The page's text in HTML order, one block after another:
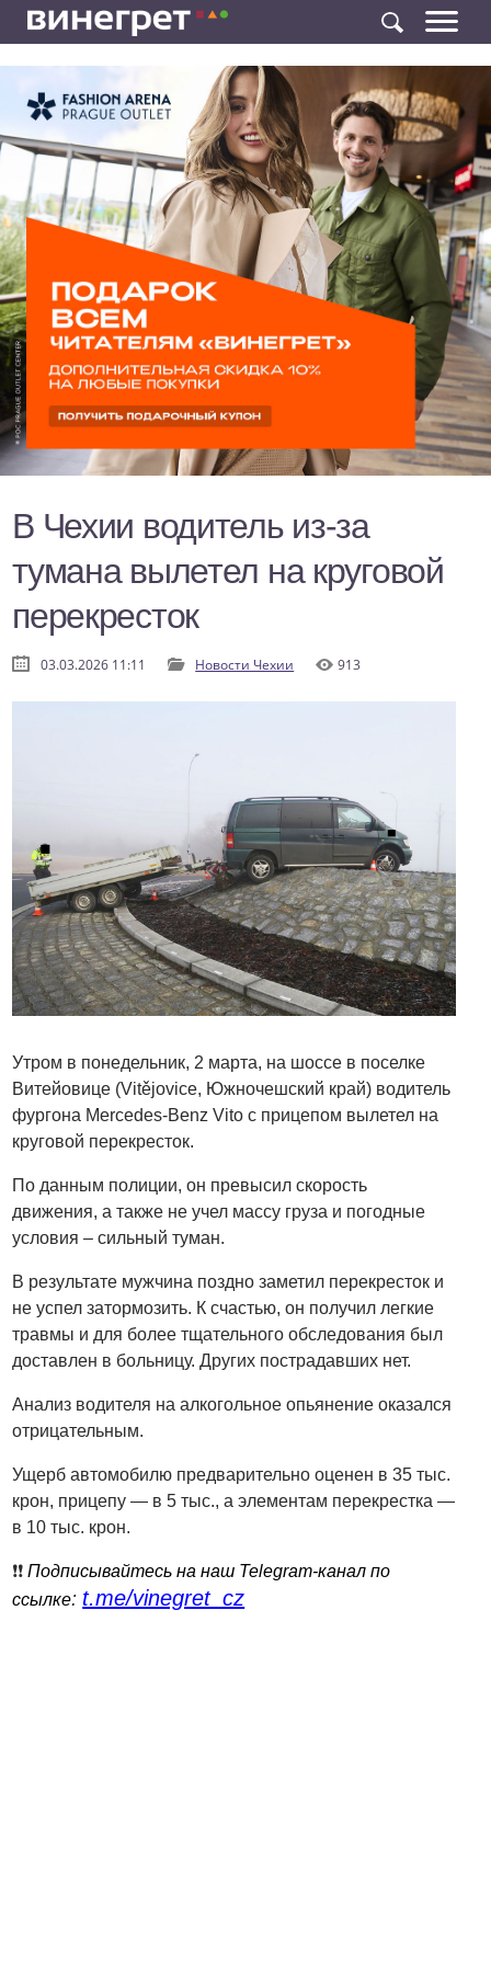
В Чехии водитель из-за
тумана вылетел на круговой
перекресток
03.03.2026 11:11 Новости Чехии 913
Утром в понедельник, 2 марта, на шоссе в поселке
Витейовице (Vitějovice, Южночешский край) водитель
фургона Mercedes-Benz Vito с прицепом вылетел на
круговой перекресток.
По данным полиции, он превысил скорость
движения, а также не учел массу груза и погодные
условия – сильный туман.
В результате мужчина поздно заметил перекресток и
не успел затормозить. К счастью, он получил легкие
травмы и для более тщательного обследования был
доставлен в больницу. Других пострадавших нет.
Анализ водителя на алкогольное опьянение оказался
отрицательным.
Ущерб автомобилю предварительно оценен в 35 тыс.
крон, прицепу — в 5 тыс., а элементам перекрестка —
в 10 тыс. крон.
❗️❗️Подписывайтесь на наш Telegram-канал по
ссылке: t.me/vinegret_cz